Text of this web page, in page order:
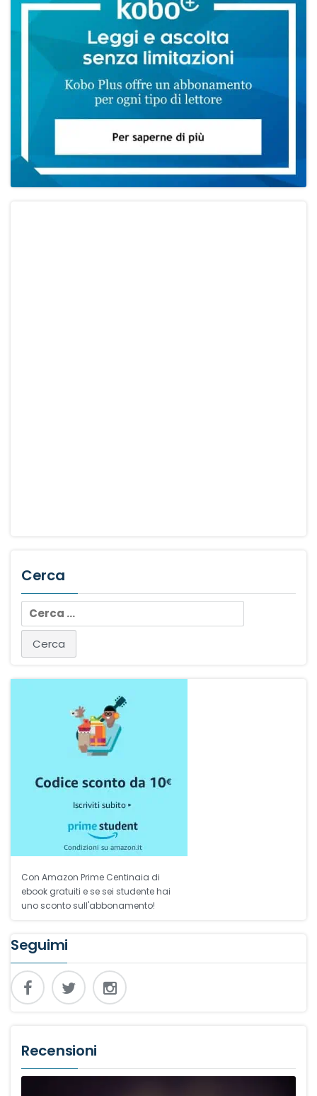
Cerca
Ricerca
per:
Con Amazon Prime Centinaia di
ebook gratuiti e se sei studente hai
uno sconto sull'abbonamento!
Seguimi
Recensioni